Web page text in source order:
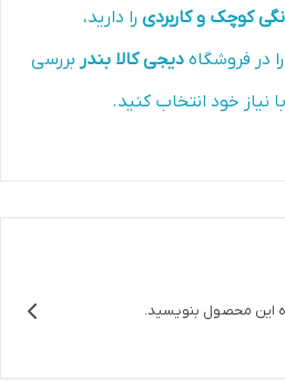
کوچک و کاربردی را دارید،
در فروشگاه دیجی کالا بندر بررسی
نیاز خود انتخاب کنید.
این محصول بنویسید.